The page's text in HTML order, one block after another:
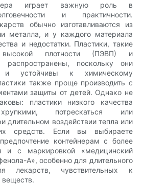
играет важную роль в
и практичности.
обычно изготавливаются из
металла, и у каждого материала
и недостатки. Пластики, такие
высокой плотности (ПЭВП) и
распространены, поскольку они
и устойчивы к химическому
также проще производить с
защиты от детей. Однако не
пластики низкого качества
потрескаться или
длительном воздействии тепла или
средств. Если вы выбираете
контейнерам с более
и с маркировкой «медицинский
А», особенно для длительного
лекарств, чувствительных к